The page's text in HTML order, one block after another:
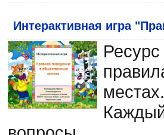
Интерактивная игра
местах.